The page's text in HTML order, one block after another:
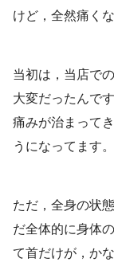
けど，全然痛く
当初は，当店で
大変だったんで
痛みが治まって
うになってます。
ただ，全身の状
だ全体的に身体
て首だけが，か